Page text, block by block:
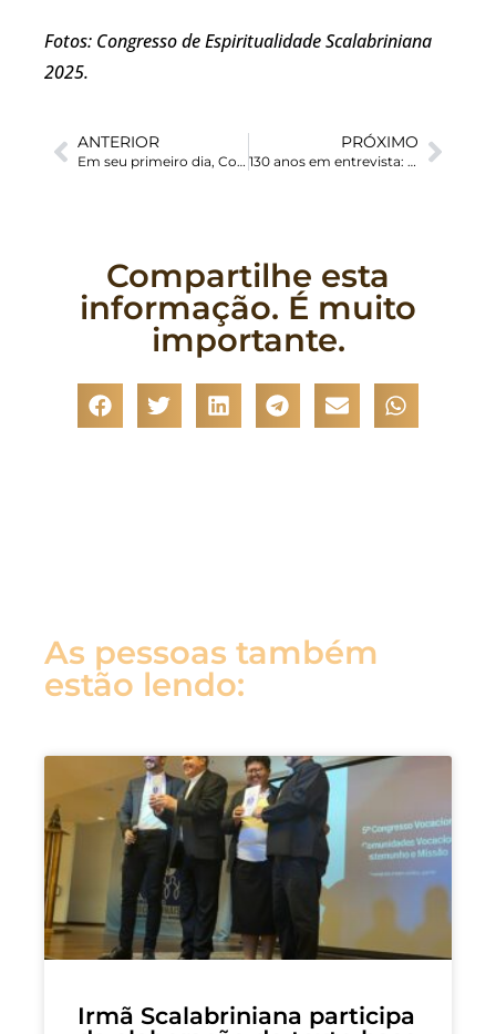
Fotos: Congresso de Espiritualidade Scalabriniana
2025.
ANTERIOR
Em seu primeiro dia, Congresso de Espiritualidade Scalabriniana propõe reencontro com as raízes do carisma
PRÓXIMO
130 anos em entrevista: a missão pastoral no Colégio Auxiliadora
Compartilhe esta
informação. É muito
importante.
As pessoas também
estão lendo:
Irmã Scalabriniana participa